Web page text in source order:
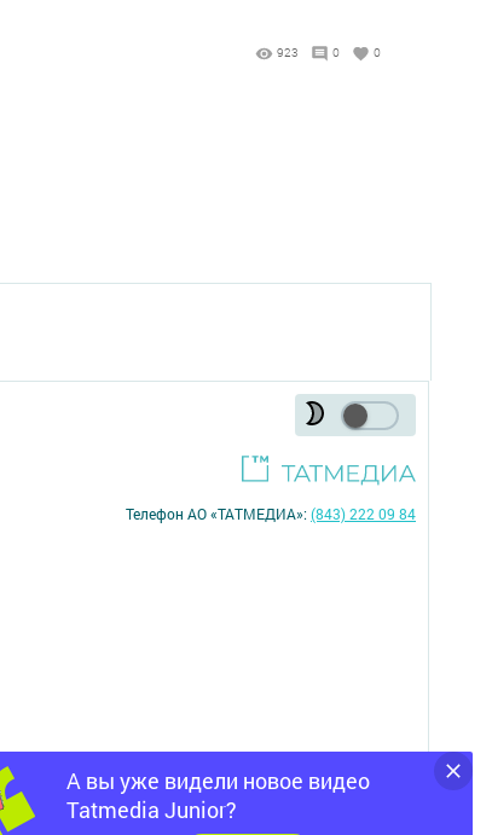
923 0 0
А вы уже видели новое видео
Tatmedia Junior?
Телефон АО «ТАТМЕДИА»:(843) 222 09 84